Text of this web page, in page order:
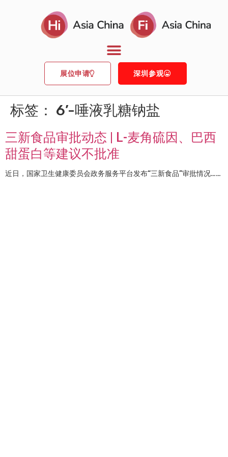
展位申请 深圳参观
标签： 6’-唾液乳糖钠盐
三新食品审批动态 | L-麦角硫因、巴西
甜蛋白等建议不批准
近日，国家卫生健康委员会政务服务平台发布“三新食品”审批情况……